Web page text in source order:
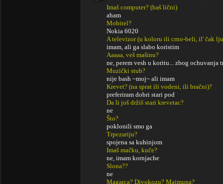
Imaš computer? (baš lični)
aham
Mobitel?
Nokia 6020
A televizor (u koloru ili crno-beli, il' čak
imam, ali ga slabo koristim
Aaaaa, veš mašinu?
ne, perem vesh u koritu... zbog ochuvanja
Muzički stub?
nije bash ~moj~ ali imam
Krevet? (na sprat ili vodeni, ili bračni)?
preferiram dobri stari pod
Da li još držiš stari krevetac?
ne
Što?
poklonili smo ga
Trpezariju?
spojena sa kuhinjom
Imaš mačku, kuče?
ne, imam kornjache
Slona??
ne
Magarca? Divokozu? Majmuna?